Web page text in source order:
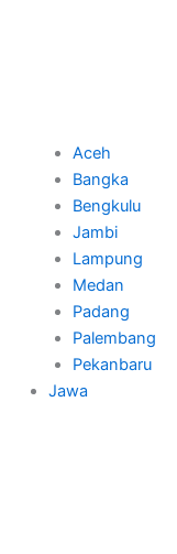
Aceh
Bangka
Bengkulu
Jambi
Lampung
Medan
Padang
Palembang
Pekanbaru
Jawa